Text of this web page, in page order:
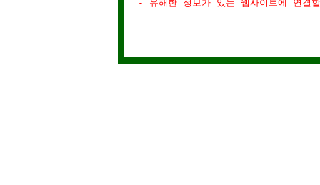
- 유해한 정보가 있는 웹사이트에 연결